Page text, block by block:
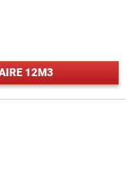
12M3